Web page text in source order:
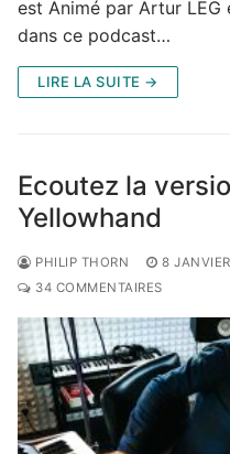
est Animé par Artur LEG
dans ce podcast…
LIRE LA SUITE →
Ecoutez la
Yellowhand
PHILIP THORN 8
34 COMMENTAIRES